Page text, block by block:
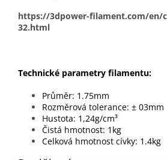
https://3dpower-filament.com/en/
32.html
Technické parametry filamentu:
Průměr: 1.75mm
Rozměrová tolerance: ± 03mm
Hustota: 1,24g/cm³
Čistá hmotnost: 1kg
Celková hmotnost cívky: 1.4kg